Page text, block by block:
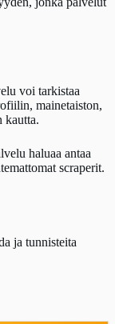
voi tarkistaa
mainetaiston,
kautta.
haluaa antaa
scraperit.
ja tunnisteita